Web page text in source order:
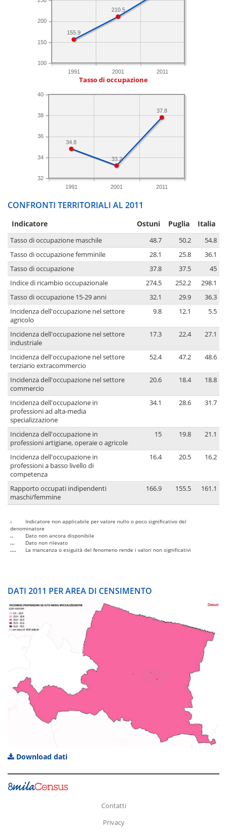
1991 2001 2011
100
150
200
210.5
155.9
Tasso di occupazione
1991 2001 2011
32
34
36
38
40
37.8
33.2
34.8
CONFRONTI TERRITORIALI AL 2011
Indicatore Ostuni Puglia Italia
Tasso di occupazione maschile 48.7 50.2
54.8
Tasso di occupazione femminile
28.1 25.8
36.1
Tasso di occupazione
37.8 37.5
45
Indice di ricambio occupazionale
274.5 252.2
298.1
Tasso di occupazione 15-29 anni
32.1 29.9
36.3
Incidenza dell'occupazione nel settore
agricolo
9.8 12.1 5.5
Incidenza dell'occupazione nel settore
industriale
17.3 22.4 27.1
Incidenza dell'occupazione nel settore
terziario extracommercio
52.4 47.2 48.6
Incidenza dell'occupazione nel settore
commercio
20.6 18.4 18.8
Incidenza dell'occupazione in
professioni ad alta-media
specializzazione
34.1 28.6 31.7
Incidenza dell'occupazione in
professioni artigiane, operaie o agricole
15 19.8 21.1
Incidenza dell'occupazione in
professioni a basso livello di
competenza
16.4 20.5 16.2
Rapporto occupati indipendenti
maschi/femmine
166.9 155.5 161.1
-
Indicatore non applicabile per valore nullo o poco significativo del
denominatore
..
Dato non ancora disponibile
...
Dato non rilevato
....
La mancanza o esiguità del fenomeno rende i valori non significativi
DATI 2011 PER AREA DI CENSIMENTO
Download dati
Contatti
Privacy